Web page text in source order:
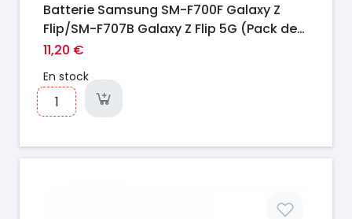
Batterie Samsung SM-F700F Galaxy Z
Flip/SM-F707B Galaxy Z Flip 5G (Pack de
2)
11,20 €
En stock